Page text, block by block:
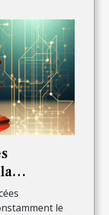
Lyon
le